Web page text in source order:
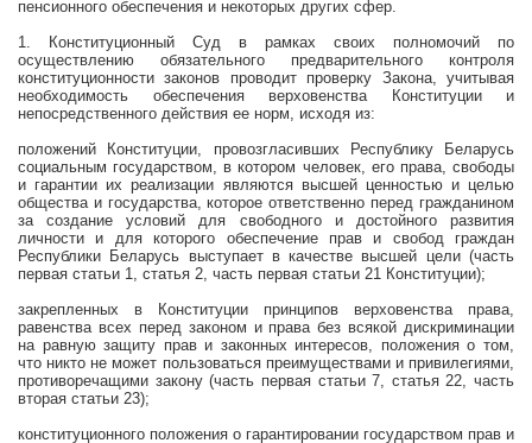
пенсионного обеспечения и некоторых других сфер.
1. Конституционный Суд в рамках своих полномочий по
осуществлению обязательного предварительного контроля
конституционности законов проводит проверку Закона, учитывая
необходимость обеспечения верховенства Конституции и
непосредственного действия ее норм, исходя из:
положений Конституции, провозгласивших Республику Беларусь
социальным государством, в котором человек, его права, свободы
и гарантии их реализации являются высшей ценностью и целью
общества и государства, которое ответственно перед гражданином
за создание условий для свободного и достойного развития
личности и для которого обеспечение прав и свобод граждан
Республики Беларусь выступает в качестве высшей цели (часть
первая статьи 1, статья 2, часть первая статьи 21 Конституции);
закрепленных в Конституции принципов верховенства права,
равенства всех перед законом и права без всякой дискриминации
на равную защиту прав и законных интересов, положения о том,
что никто не может пользоваться преимуществами и привилегиями,
противоречащими закону (часть первая статьи 7, статья 22, часть
вторая статьи 23);
конституционного положения о гарантировании государством прав и